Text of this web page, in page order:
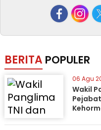
BERITA POPULER
06 Agu
Wakil